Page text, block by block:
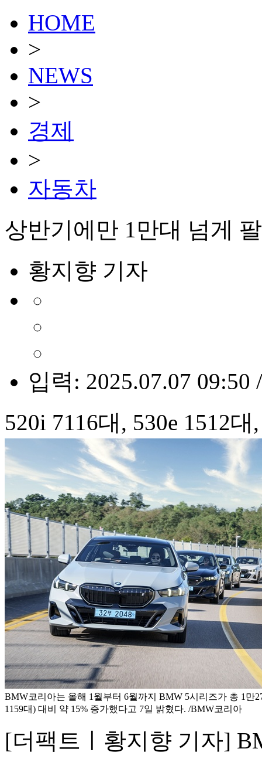
HOME
>
NEWS
>
경제
>
자동차
상반기에만 1만대 넘게
황지향 기자
입력: 2025.07.07 09:50
520i 7116대, 530e 1512
BMW코리아는 올해 1월부터 6월까지 BMW 5시리즈가 총 1만
1159대) 대비 약 15% 증가했다고 7일 밝혔다. /BMW코리아
[더팩트ㅣ황지향 기자]